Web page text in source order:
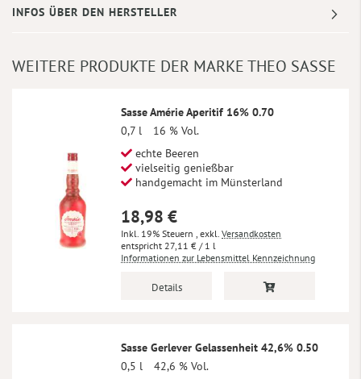
INFOS ÜBER DEN HERSTELLER
WEITERE PRODUKTE DER MARKE THEO SASSE
Sasse Amérie Aperitif 16% 0.70
0,7 l
16 % Vol.
echte Beeren
vielseitig genießbar
handgemacht im Münsterland
18,98 €
Inkl. 19% Steuern , exkl. Versandkosten
27,11 € / 1 l
Informationen zur Lebensmittel Kennzeichnung
Details
Sasse Gerlever Gelassenheit 42,6% 0.50
0,5 l
42,6 % Vol.